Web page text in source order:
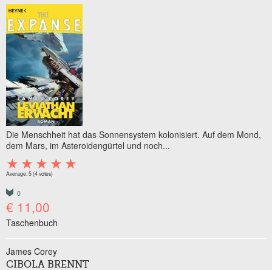
Die Menschheit hat das Sonnensystem kolonisiert. Auf dem Mond,
dem Mars, im Asteroidengürtel und noch...
Average:5(4votes)
0
€ 11,00
Taschenbuch
James Corey
CIBOLA BRENNT